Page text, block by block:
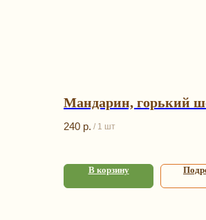
Мандарин, горький
240 р. / 1 шт
В корзину